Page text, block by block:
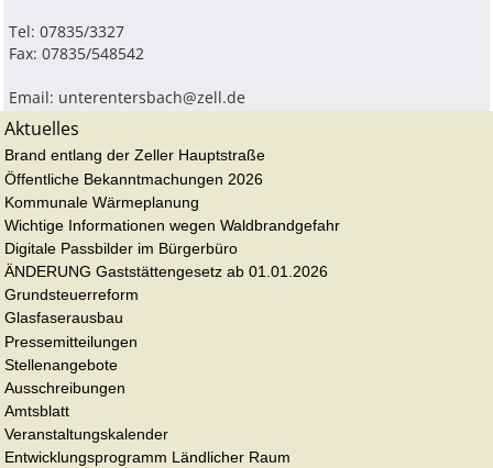
Tel: 07835/3327
Fax: 07835/548542
Email: unterentersbach@zell.de
Aktuelles
Brand entlang der Zeller Hauptstraße
Öffentliche Bekanntmachungen 2026
Kommunale Wärmeplanung
Wichtige Informationen wegen Waldbrandgefahr
Digitale Passbilder im Bürgerbüro
ÄNDERUNG Gaststättengesetz ab 01.01.2026
Grundsteuerreform
Glasfaserausbau
Pressemitteilungen
Stellenangebote
Ausschreibungen
Amtsblatt
Veranstaltungskalender
Entwicklungsprogramm Ländlicher Raum